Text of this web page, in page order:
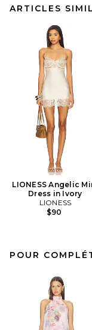
ARTICLES
LIONESS Angelic
Dress in Ivory
LIONESS
$90
POUR